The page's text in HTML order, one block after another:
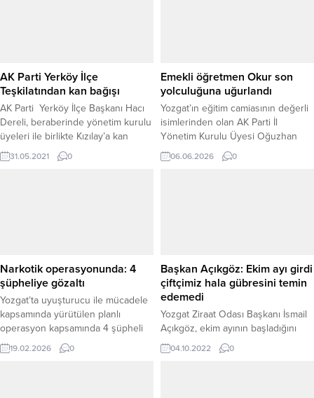
AK Parti Yerköy İlçe
Teşkilatından kan bağışı
AK Parti Yerköy İlçe Başkanı Hacı
Dereli, beraberinde yönetim kurulu
üyeleri ile birlikte Kızılay’a kan
bağışında bulundu.
31.05.2021 0
Emekli öğretmen Okur son
yolculuğuna uğurlandı
Yozgat’ın eğitim camiasının değerli
isimlerinden olan AK Parti İl
Yönetim Kurulu Üyesi Oğuzhan
Okur, önceki dönem İl Yönetim
Kurulu Üyesi Arif Okur, önceki
Mehmet Okur’un...
06.06.2026 0
Narkotik operasyonunda: 4
şüpheliye gözaltı
Yozgat’ta uyuşturucu ile mücadele
kapsamında yürütülen planlı
operasyon kapsamında 4 şüpheli
gözaltına alındı. Yaklaşık üç ay
süren teknik ve fiziki takibin
19.02.2026 0
Başkan Açıkgöz: Ekim ayı girdi
çiftçimiz hala gübresini temin
edemedi
Yozgat Ziraat Odası Başkanı İsmail
Açıkgöz, ekim ayının başladığını
belirterek, bölge çiftçisinin hala
gübresini temin edemediğini
04.10.2022 0